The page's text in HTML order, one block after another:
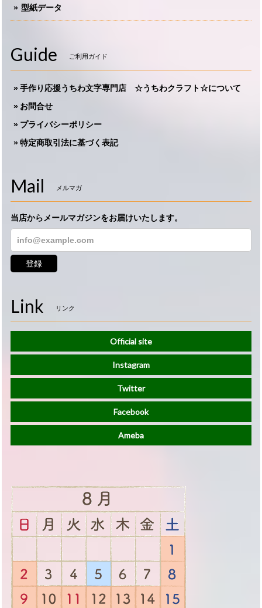
型紙データ
Guide ご利用ガイド
手作り応援うちわ文字専門店 ☆うちわクラフト☆について
お問合せ
プライバシーポリシー
特定商取引法に基づく表記
Mail メルマガ
当店からメールマガジンをお届けいたします。
登録
Link リンク
Official site
Instagram
Twitter
Facebook
Ameba